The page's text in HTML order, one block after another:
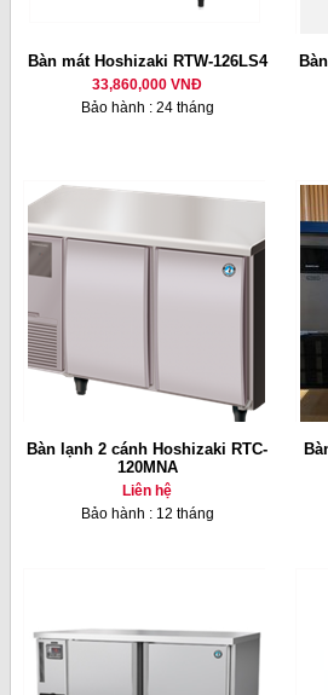
Bàn mát Hoshizaki RTW-126LS4
33,860,000 VNĐ
Bảo hành : 24 tháng
Bàn lạnh 2 cánh Hoshizaki RTC-
120MNA
Liên hệ
Bảo hành : 12 tháng